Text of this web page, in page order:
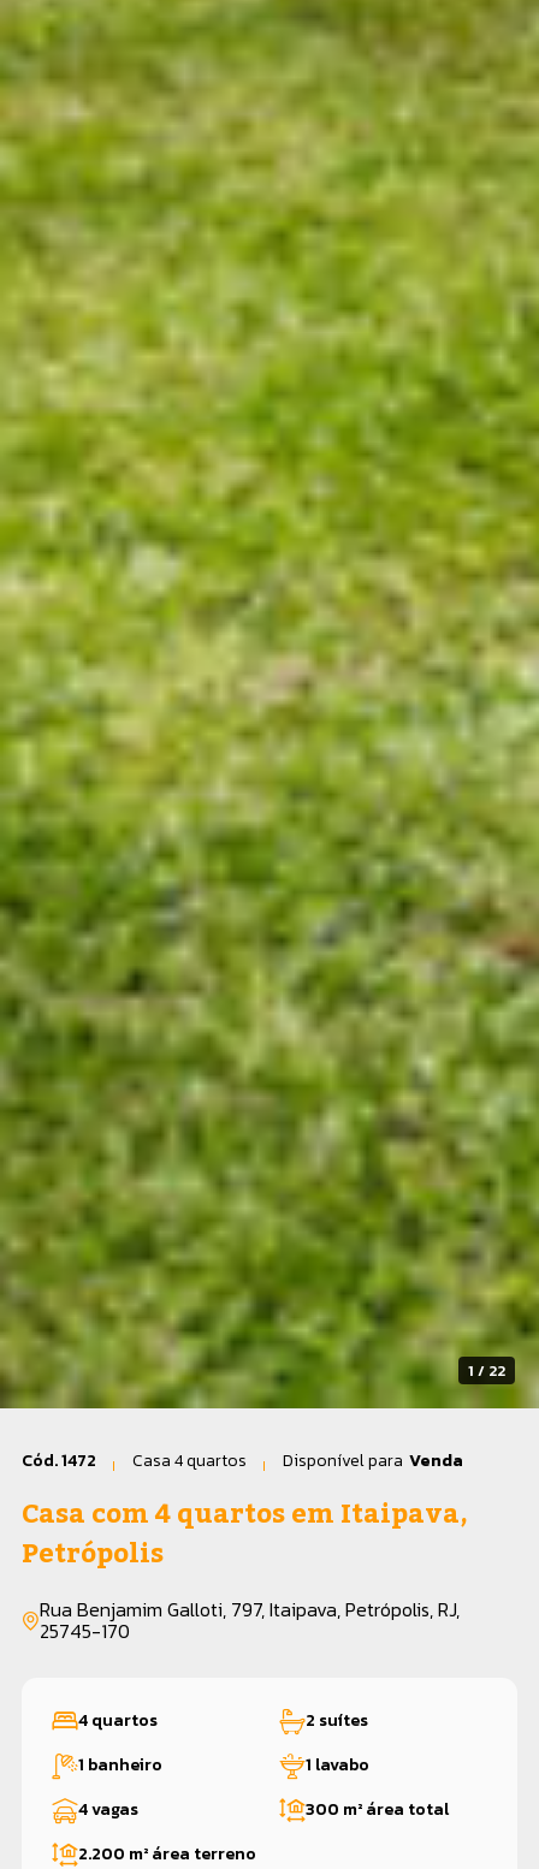
2 / 22
Cód. 1472 Casa 4 quartos Disponível para Venda
Casa com 4 quartos em Itaipava,
Petrópolis
Rua Benjamim Galloti, 797, Itaipava, Petrópolis, RJ,
25745-170
4 quartos
2 suítes
1 banheiro
1 lavabo
4 vagas
300 m²área total
2.200 m²área terreno